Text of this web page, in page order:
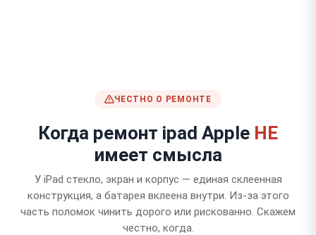
ЧЕСТНО О РЕМОНТЕ
Когда ремонт ipad Apple НЕ
имеет смысла
У iPad стекло, экран и корпус — единая склеенная
конструкция, а батарея вклеена внутри. Из-за этого
часть поломок чинить дорого или рискованно. Скажем
честно, когда.